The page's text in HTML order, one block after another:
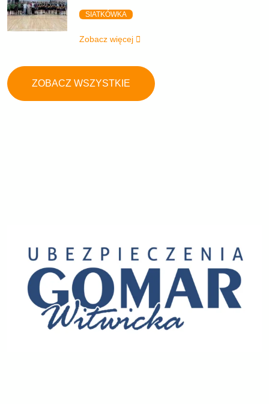
SIATKÓWKA
Zobacz więcej
ZOBACZ WSZYSTKIE